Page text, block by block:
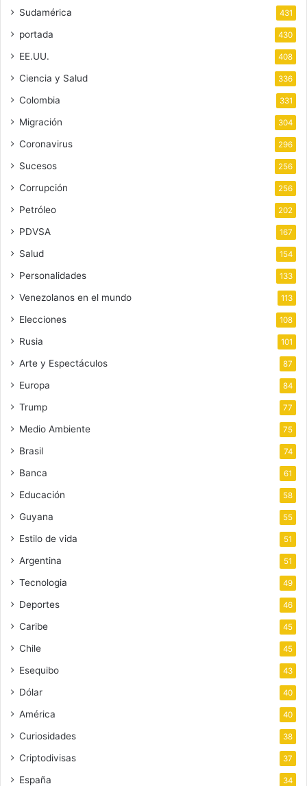
Sudamérica 431
portada 430
EE.UU. 408
Ciencia y Salud 336
Colombia 331
Migración 304
Coronavirus 296
Sucesos 256
Corrupción 256
Petróleo 202
PDVSA 167
Salud 154
Personalidades 133
Venezolanos en el mundo 113
Elecciones 108
Rusia 101
Arte y Espectáculos 87
Europa 84
Trump 77
Medio Ambiente 75
Brasil 74
Banca 61
Educación 58
Guyana 55
Estilo de vida 51
Argentina 51
Tecnologia 49
Deportes 46
Caribe 45
Chile 45
Esequibo 43
Dólar 40
América 40
Curiosidades 38
Criptodivisas 37
España 34